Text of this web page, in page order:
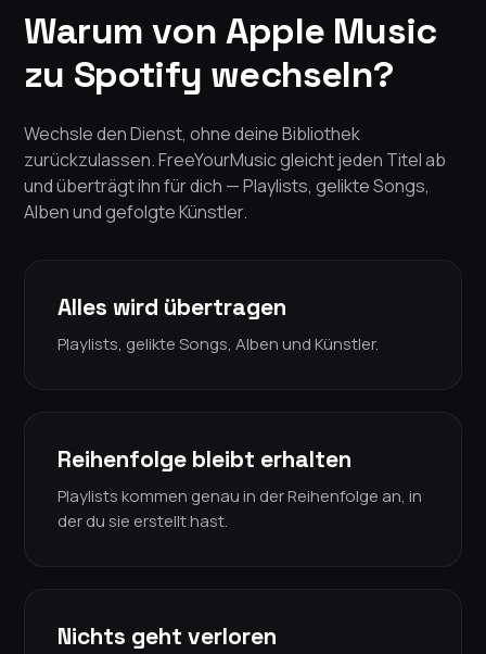
Warum von Apple Music
zu Spotify wechseln?
Wechsle den Dienst, ohne deine Bibliothek
zurückzulassen. FreeYourMusic gleicht jeden Titel ab
und überträgt ihn für dich — Playlists, gelikte Songs,
Alben und gefolgte Künstler.
Alles wird übertragen
Playlists, gelikte Songs, Alben und Künstler.
Reihenfolge bleibt erhalten
Playlists kommen genau in der Reihenfolge an, in
der du sie erstellt hast.
Nichts geht verloren